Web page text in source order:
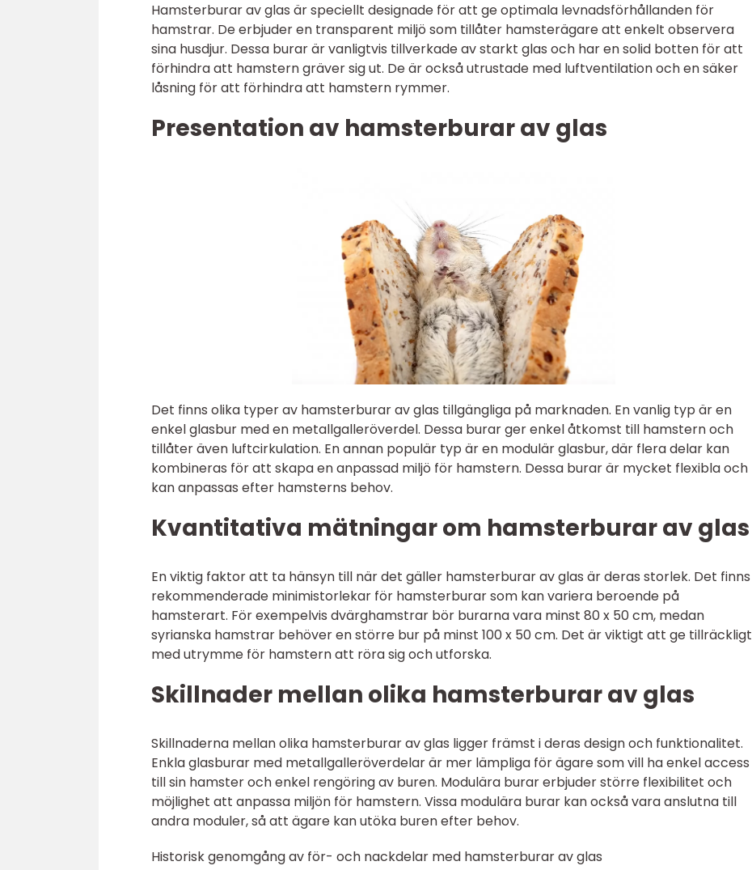
Hamsterburar av glas är speciellt designade för att ge optimala levnadsförhållanden för
hamstrar. De erbjuder en transparent miljö som tillåter hamsterägare att enkelt observera
sina husdjur. Dessa burar är vanligtvis tillverkade av starkt glas och har en solid botten för att
förhindra att hamstern gräver sig ut. De är också utrustade med luftventilation och en säker
låsning för att förhindra att hamstern rymmer.
Presentation av hamsterburar av glas
Det finns olika typer av hamsterburar av glas tillgängliga på marknaden. En vanlig typ är en
enkel glasbur med en metallgalleröverdel. Dessa burar ger enkel åtkomst till hamstern och
tillåter även luftcirkulation. En annan populär typ är en modulär glasbur, där flera delar kan
kombineras för att skapa en anpassad miljö för hamstern. Dessa burar är mycket flexibla och
kan anpassas efter hamsterns behov.
Kvantitativa mätningar om hamsterburar av glas
En viktig faktor att ta hänsyn till när det gäller hamsterburar av glas är deras storlek. Det finns
rekommenderade minimistorlekar för hamsterburar som kan variera beroende på
hamsterart. För exempelvis dvärghamstrar bör burarna vara minst 80 x 50 cm, medan
syrianska hamstrar behöver en större bur på minst 100 x 50 cm. Det är viktigt att ge tillräckligt
med utrymme för hamstern att röra sig och utforska.
Skillnader mellan olika hamsterburar av glas
Skillnaderna mellan olika hamsterburar av glas ligger främst i deras design och funktionalitet.
Enkla glasburar med metallgalleröverdelar är mer lämpliga för ägare som vill ha enkel access
till sin hamster och enkel rengöring av buren. Modulära burar erbjuder större flexibilitet och
möjlighet att anpassa miljön för hamstern. Vissa modulära burar kan också vara anslutna till
andra moduler, så att ägare kan utöka buren efter behov.
Historisk genomgång av för- och nackdelar med hamsterburar av glas